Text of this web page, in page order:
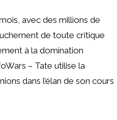
avec des millions de
de toute critique
à la domination
– Tate utilise la
dans l’élan de son cours